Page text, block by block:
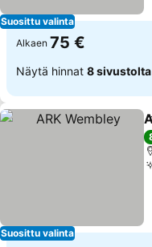
Suosittu valinta
Alkaen 75 €
Näytä hinnat 8 sivustolta
Suosittu valinta